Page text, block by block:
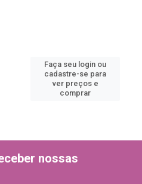
Faça seu login ou
cadastre-se para
ver preços e
comprar
nossas